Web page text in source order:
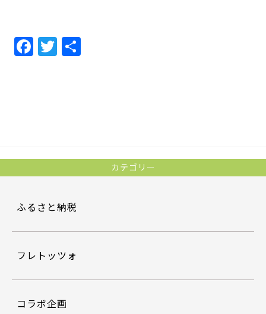
F
a
o
k
T
w
カテゴリー
ふるさと納税
フレトッツォ
コラボ企画